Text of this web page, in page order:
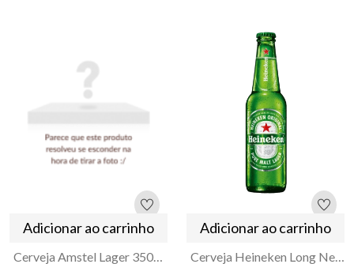
Adicionar ao carrinho Adicionar ao carrinho